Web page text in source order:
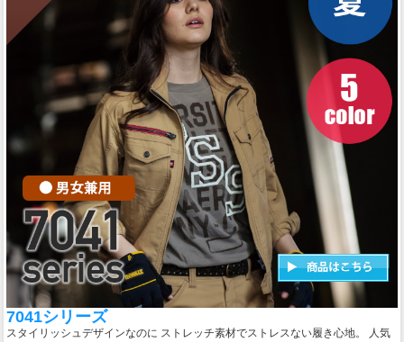
7041シリーズ
スタイリッシュデザインなのに ストレッチ素材でストレスない履き心地。 人気